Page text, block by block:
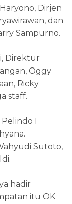
Dirjen
dan
Sampurno.
Direktur
Oggy
Ricky
staff.
I
Sutoto,
hadir
itu OK